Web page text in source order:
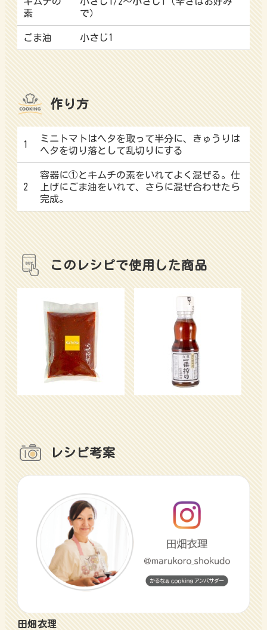
素
で）
ごま油 小さじ1
作り方
1
ミニトマトはヘタを取って半分に、きゅうりは
ヘタを切り落として乱切りにする
2
容器に①とキムチの素をいれてよく混ぜる。仕
上げにごま油をいれて、さらに混ぜ合わせたら
完成。
このレシピで使用した商品
レシピ考案
田畑衣理